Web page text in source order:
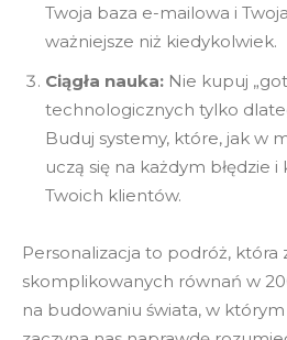
Twoja baza e-mailowa i
ważniejsze niż kiedykolwiek.
Ciągła nauka: Nie kupuj
technologicznych tylko
Buduj systemy, które, jak w
uczą się na każdym błędzie
Twoich klientów.
Personalizacja to podróż, która
skomplikowanych równań w
na budowaniu świata, w